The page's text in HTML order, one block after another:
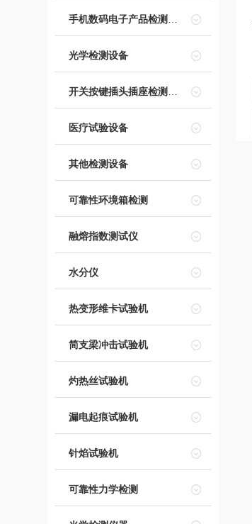
手机数码电子产品检测设备
光学检测设备
开关按键插头插座检测设备
医疗试验设备
其他检测设备
可靠性环境箱检测
融熔指数测试仪
水分仪
热变形维卡试验机
简支梁冲击试验机
灼热丝试验机
漏电起痕试验机
针焰试验机
可靠性力学检测